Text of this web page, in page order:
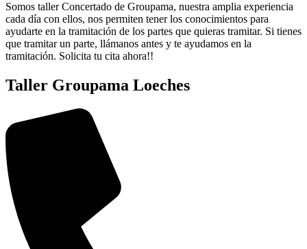
Somos taller Concertado de Groupama, nuestra amplia experiencia
cada día con ellos, nos permiten tener los conocimientos para
ayudarte en la tramitación de los partes que quieras tramitar. Si tienes
que tramitar un parte, llámanos antes y te ayudamos en la
tramitación. Solicita tu cita ahora!!
Taller Groupama Loeches